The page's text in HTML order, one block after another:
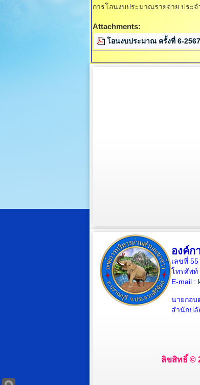
การโอนงบประมาณรายจ่าย ประ
Attachments:
โอนงบประมาณ ครั้งที่ 6-
องค์ก
เลขที่
โทรศัพท์
E-mail :
นายกอบ
สำนักปลั
ลิขสิทธิ์ ©